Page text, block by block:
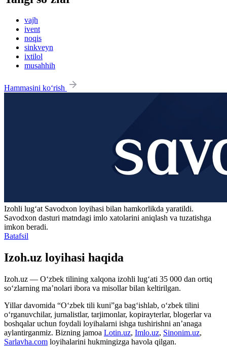
vajh
ivent
noqis
sinkveyn
ixtilol
musahhih
Hammasini ko‘rish
Izohli lugʻat Savodxon loyihasi bilan hamkorlikda yaratildi.
Savodxon dasturi matndagi imlo xatolarini aniqlash va tuzatishga
imkon beradi.
Batafsil
Izoh.uz loyihasi haqida
Izoh.uz — O‘zbek tilining xalqona izohli lug‘ati 35 000 dan ortiq
so‘zlarning ma’nolari ibora va misollar bilan keltirilgan.
Yillar davomida “O‘zbek tili kuni”ga bag‘ishlab, o‘zbek tilini
o‘rganuvchilar, jurnalistlar, tarjimonlar, kopirayterlar, blogerlar va
boshqalar uchun foydali loyihalarni ishga tushirishni an’anaga
aylantirganmiz. Bizning jamoa Lotin.uz, Imlo.uz, Sinonim.uz,
Sarlavha.com loyihalarini hukmingizga havola qilgan.